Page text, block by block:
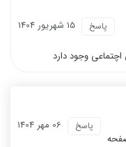
15 شهریور 1404 پاسخ
وجود دارد
06 مهر 1404 پاسخ